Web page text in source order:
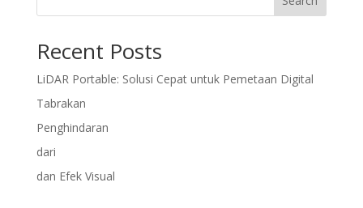
Recent Posts
LiDAR Portable: Solusi Cepat untuk Pemetaan Digital
Tabrakan
Penghindaran
dari
dan Efek Visual